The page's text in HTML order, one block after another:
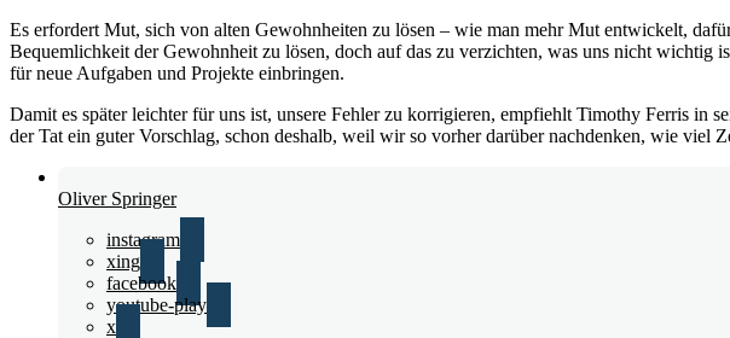
Es erfordert Mut, sich von alten Gewohnheiten zu lösen – wie man mehr Mut entwickelt,
Bequemlichkeit der Gewohnheit zu lösen, doch auf das zu verzichten, was uns nicht
für neue Aufgaben und Projekte einbringen.
Damit es später leichter für uns ist, unsere Fehler zu korrigieren, empfiehlt Timothy Ferris in
der Tat ein guter Vorschlag, schon deshalb, weil wir so vorher darüber nachdenken, wie
Oliver Springer
instagram
xing
facebook
youtube-play
x